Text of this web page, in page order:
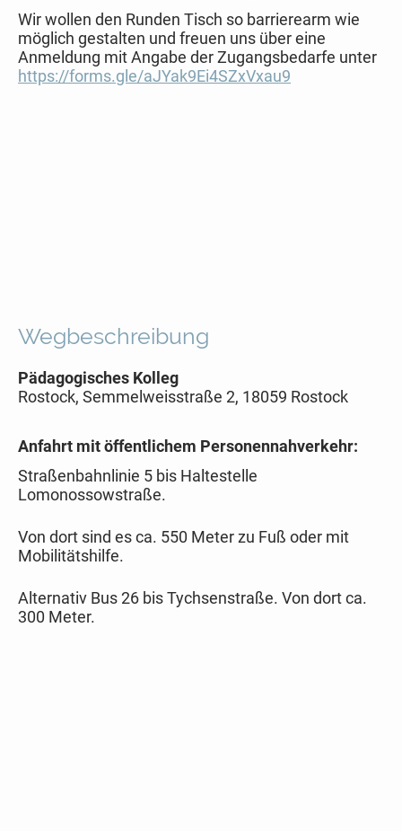
Wir wollen den Runden Tisch so barrierearm wie
möglich gestalten und freuen uns über eine
Anmeldung mit Angabe der Zugangsbedarfe unter
https://forms.gle/aJYak9Ei4SZxVxau9
Wegbeschreibung
Pädagogisches Kolleg
Rostock, Semmelweisstraße 2, 18059 Rostock
Anfahrt mit öffentlichem Personennahverkehr:
Straßenbahnlinie 5 bis Haltestelle
Lomonossowstraße.
Von dort sind es ca. 550 Meter zu Fuß oder mit
Mobilitätshilfe.
Alternativ Bus 26 bis Tychsenstraße. Von dort ca.
300 Meter.